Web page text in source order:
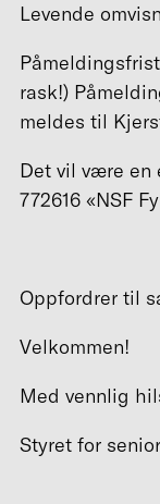
Levende
rask!)
meldes til
Det vil være en
772616 «NSF
Oppfordrer til
Velkommen!
Med vennlig
Styret for